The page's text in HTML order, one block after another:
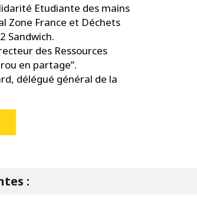
Etudiante des mains
Zone France et Déchets
Sandwich.
des Ressources
en partage”.
délégué général de la
: